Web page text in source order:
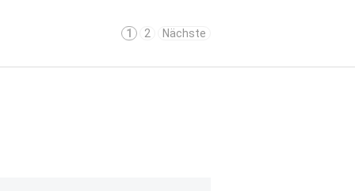
1 2 Nächste